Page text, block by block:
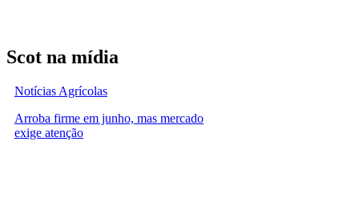
Scot na mídia
Notícias Agrícolas
Arroba firme em junho, mas mercado
exige atenção